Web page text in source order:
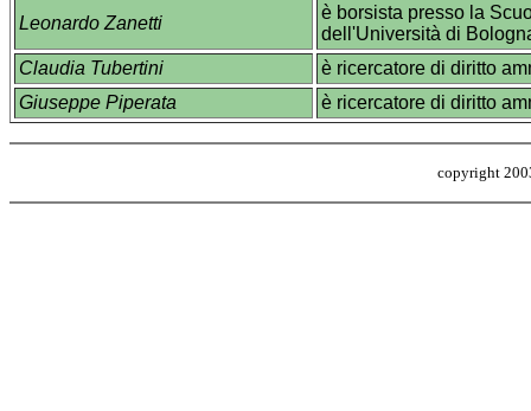
Leonardo Zanetti
è borsista presso la
dell'Università di
Claudia Tubertini
è ricercatore di diritto
Giuseppe Piperata
è ricercatore di diritto
copyright